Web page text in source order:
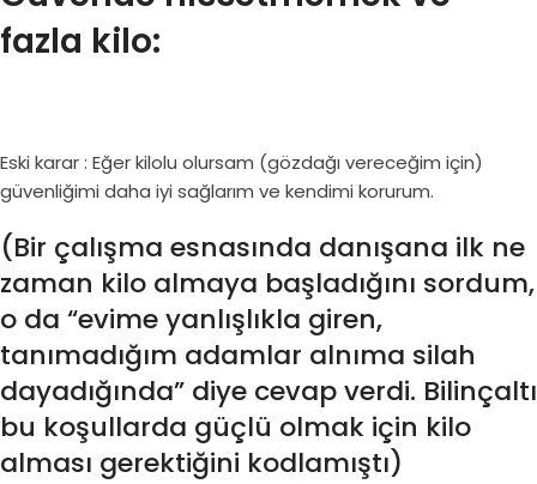
fazla kilo:
Eski karar : Eğer kilolu olursam (gözdağı vereceğim için)
güvenliğimi daha iyi sağlarım ve kendimi korurum.
(Bir çalışma esnasında danışana ilk ne
zaman kilo almaya başladığını sordum,
o da “evime yanlışlıkla giren,
tanımadığım adamlar alnıma silah
dayadığında” diye cevap verdi. Bilinçaltı
bu koşullarda güçlü olmak için kilo
alması gerektiğini kodlamıştı)